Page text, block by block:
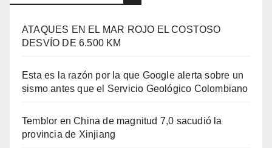
ATAQUES EN EL MAR ROJO EL COSTOSO
DESVÍO DE 6.500 KM
Esta es la razón por la que Google alerta sobre un
sismo antes que el Servicio Geológico Colombiano
Temblor en China de magnitud 7,0 sacudió la
provincia de Xinjiang